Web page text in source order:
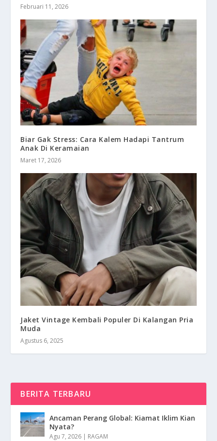
Februari 11, 2026
Biar Gak Stress: Cara Kalem Hadapi Tantrum
Anak Di Keramaian
Maret 17, 2026
Jaket Vintage Kembali Populer Di Kalangan Pria
Muda
Agustus 6, 2025
BERITA TERBARU
Ancaman Perang Global: Kiamat Iklim Kian
Nyata?
Agu 7, 2026 | RAGAM